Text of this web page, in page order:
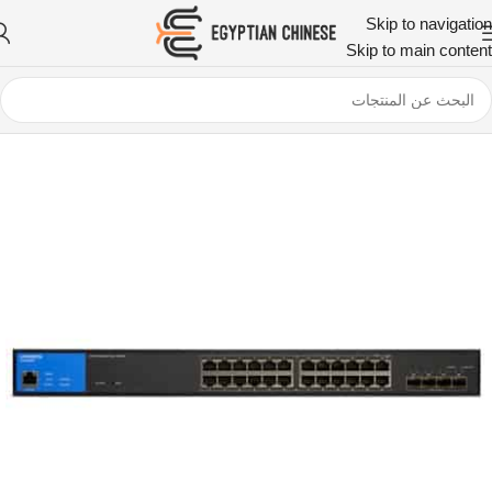
Skip to navigation
Skip to main content